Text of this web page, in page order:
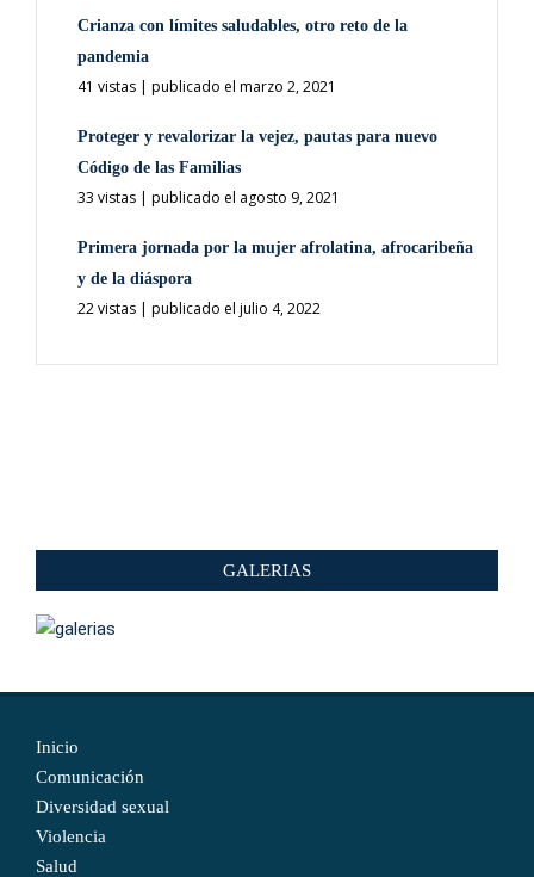
Crianza con límites saludables, otro reto de la
pandemia
41 vistas | publicado el marzo 2, 2021
Proteger y revalorizar la vejez, pautas para nuevo
Código de las Familias
33 vistas | publicado el agosto 9, 2021
Primera jornada por la mujer afrolatina, afrocaribeña
y de la diáspora
22 vistas | publicado el julio 4, 2022
GALERIAS
Inicio
Comunicación
Diversidad sexual
Violencia
Salud